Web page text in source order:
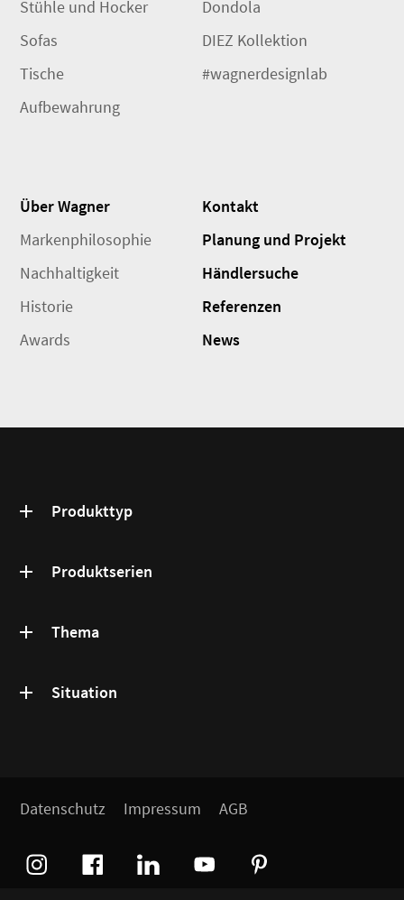
Stühle und Hocker
Sofas
Tische
Aufbewahrung
Dondola
DIEZ Kollektion
#wagnerdesignlab
Über Wagner
Markenphilosophie
Nachhaltigkeit
Historie
Awards
Kontakt
Planung und Projekt
Händlersuche
Referenzen
News
Produkttyp
Produktserien
Thema
Situation
Datenschutz Impressum AGB